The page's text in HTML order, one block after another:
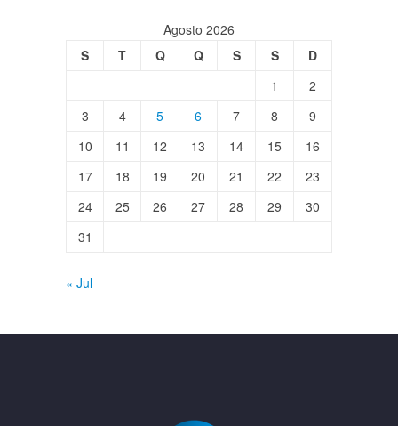
Agosto 2026
S
T Q Q S S
D
1
2
3
4 5 6 7 8
9
10
11 12 13 14 15
16
17
18 19 20 21 22
23
24
25 26 27 28 29
30
31
« Jul